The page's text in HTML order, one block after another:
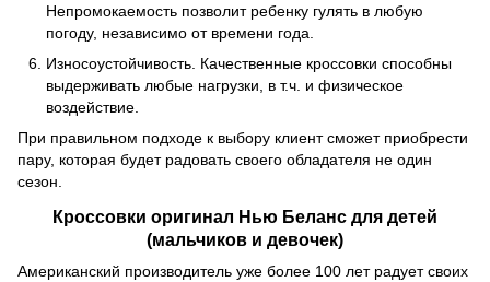
Непромокаемость позволит ребенку гулять в любую
погоду, независимо от времени года.
Износоустойчивость. Качественные кроссовки способны
выдерживать любые нагрузки, в т.ч. и физическое
воздействие.
При правильном подходе к выбору клиент сможет приобрести
пару, которая будет радовать своего обладателя не один
сезон.
Кроссовки оригинал Нью Беланс для детей
(мальчиков и девочек)
Американский производитель уже более 100 лет радует своих